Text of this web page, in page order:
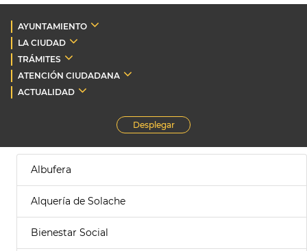
AYUNTAMIENTO
LA CIUDAD
TRÁMITES
ATENCIÓN CIUDADANA
ACTUALIDAD
Desplegar
Albufera
Alquería de Solache
Bienestar Social